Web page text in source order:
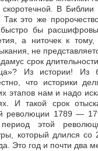
В Библии
Так это же
бы
а ниточек к
не
срок
Из истории! Из
что историки
этапов нам и надо
И такой срок
революции 1789 —
этой
который длился
Это год и почти два